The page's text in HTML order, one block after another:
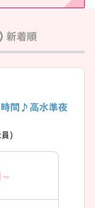
新着順
時間♪高水準夜
)